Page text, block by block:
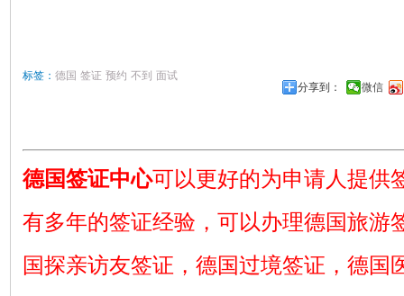
标签： 德国 签证 预约 不到 面试
分享到：
微信
德国签证中心可以更好的为申请人提供
有多年的签证经验，可以办理德国旅游
国探亲访友签证，德国过境签证，德国